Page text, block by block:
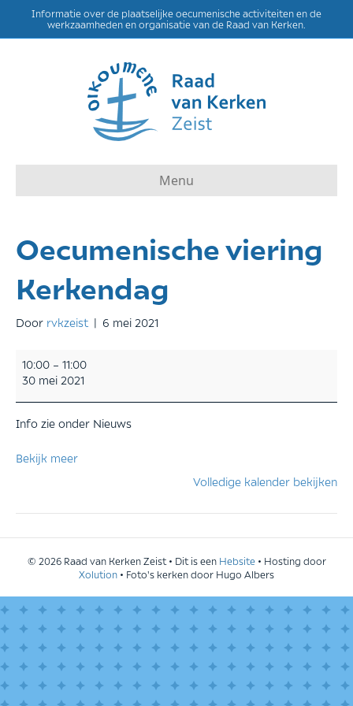
Informatie over de plaatselijke oecumenische activiteiten en de
werkzaamheden en organisatie van de Raad van Kerken.
Menu
Oecumenische viering
Kerkendag
Door rvkzeist | 6 mei 2021
viering
Kerkendag
10:00 – 11:00
30 mei 2021
Info zie onder Nieuws
Bekijk meer
Volledige kalender bekijken
© 2026 Raad van Kerken Zeist • Dit is een Hebsite• Hosting door
Xolution • Foto's kerken door Hugo Albers